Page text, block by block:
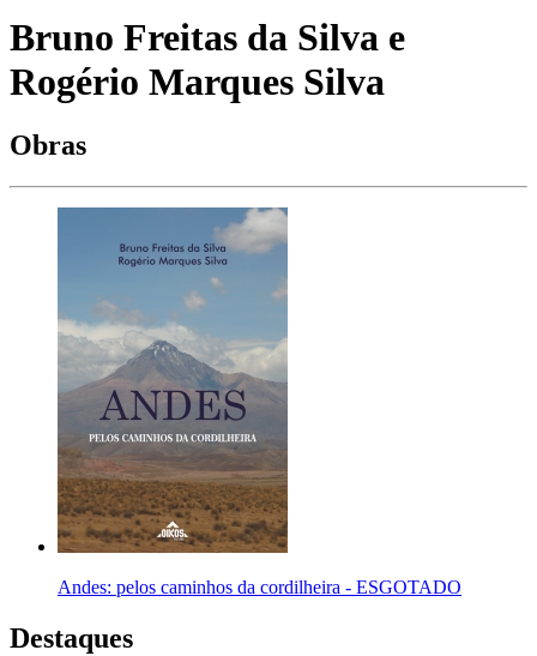
Bruno Freitas da Silva e
Rogério Marques Silva
Obras
Andes: pelos caminhos da cordilheira - ESGOTADO
Destaques